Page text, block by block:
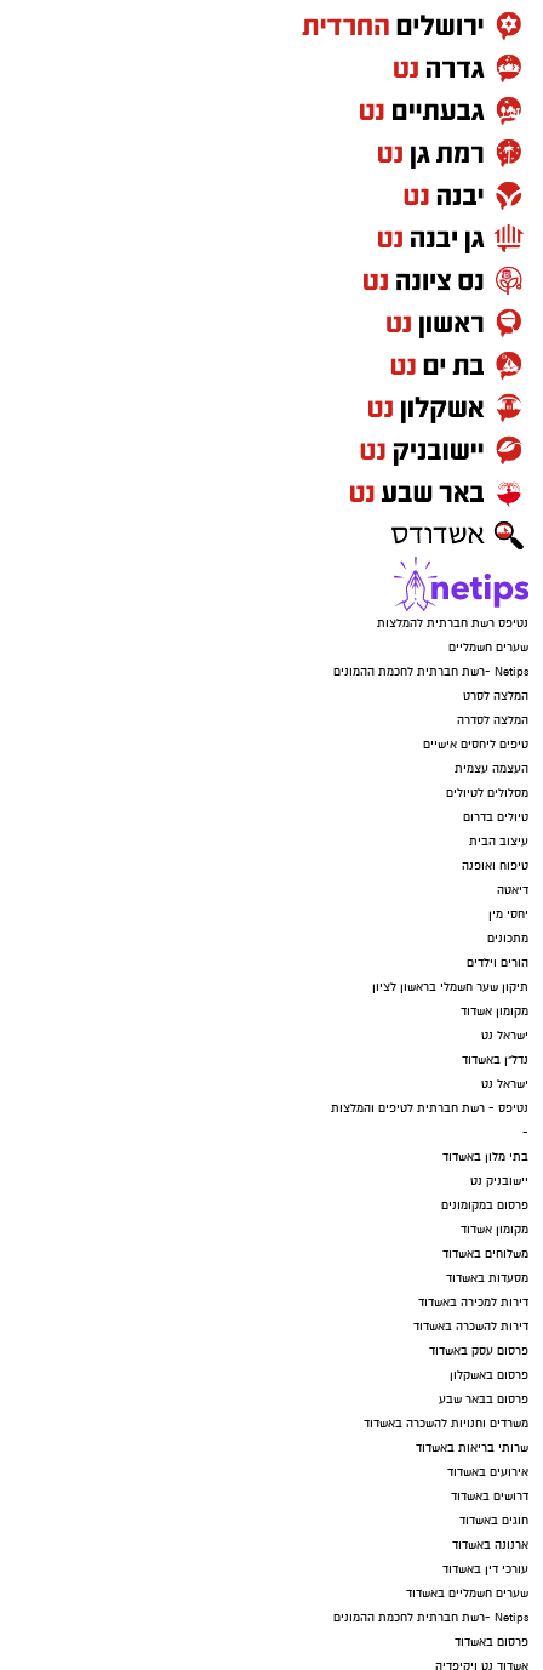
נטיפס רשת חברתית להמלצות
שערים חשמליים
Netips -רשת חברתית לחכמת ההמונים
המלצה לסרט
המלצה לסדרה
טיפים ליחסים אישיים
העצמה עצמית
מסלולים לטיולים
טיולים בדרום
עיצוב הבית
טיפוח ואופנה
דיאטה
יחסי מין
מתכונים
הורים וילדים
תיקון שער חשמלי בראשון לציון
מקומון אשדוד
ישראל נט
נדל"ן באשדוד
ישראל נט
נטיפס - רשת חברתית לטיפים והמלצות
-
בתי מלון באשדוד
יישובניק נט
פרסום במקומונים
מקומון אשדוד
משלוחים באשדוד
מסעדות באשדוד
דירות למכירה באשדוד
דירות להשכרה באשדוד
פרסום עסק באשדוד
פרסום באשקלון
פרסום בבאר שבע
משרדים וחנויות להשכרה באשדוד
שרותי בריאות באשדוד
אירועים באשדוד
דרושים באשדוד
חוגים באשדוד
ארנונה באשדוד
עורכי דין באשדוד
שערים חשמליים באשדוד
Netips -רשת חברתית לחכמת ההמונים
פרסום באשדוד
אשדוד נט ויקיפדיה